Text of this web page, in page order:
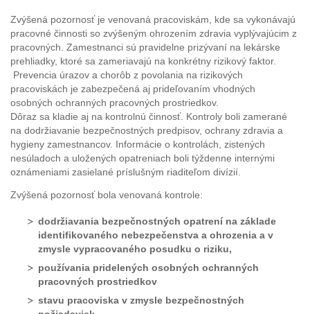
Zvýšená pozornosť je venovaná pracoviskám, kde sa vykonávajú
pracovné činnosti so zvýšeným ohrozením zdravia vyplývajúcim z
pracovných. Zamestnanci sú pravidelne prizývaní na lekárske
prehliadky, ktoré sa zameriavajú na konkrétny rizikový faktor.
Prevencia úrazov a chorôb z povolania na rizikových
pracoviskách je zabezpečená aj prideľovaním vhodných
osobných ochranných pracovných prostriedkov.
Dôraz sa kladie aj na kontrolnú činnosť. Kontroly boli zamerané
na dodržiavanie bezpečnostných predpisov, ochrany zdravia a
hygieny zamestnancov. Informácie o kontrolách, zistených
nesúladoch a uložených opatreniach boli týždenne internými
oznámeniami zasielané príslušným riaditeľom divízií.
Zvýšená pozornosť bola venovaná kontrole:
dodržiavania bezpečnostných opatrení na základe
identifikovaného nebezpečenstva a ohrozenia a v
zmysle vypracovaného posudku o riziku,
používania pridelených osobných ochranných
pracovných prostriedkov
stavu pracoviska v zmysle bezpečnostných